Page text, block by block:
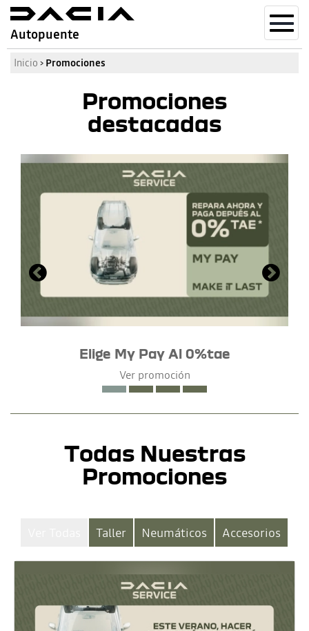
Autopuente
Inicio › Promociones
Promociones
destacadas
Elige My Pay Al 0%tae
Ver promoción
Todas Nuestras
Promociones
Taller Neumáticos Accesorios